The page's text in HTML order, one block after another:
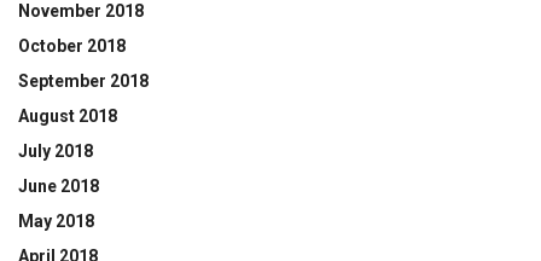
November 2018
October 2018
September 2018
August 2018
July 2018
June 2018
May 2018
April 2018